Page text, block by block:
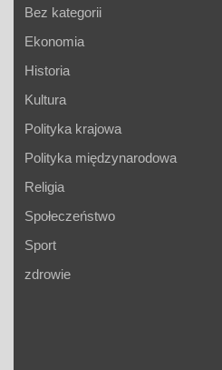
Bez kategorii
Ekonomia
Historia
Kultura
Polityka krajowa
Polityka międzynarodowa
Religia
Społeczeństwo
Sport
zdrowie